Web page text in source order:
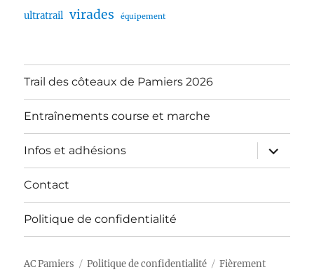
ultratrail virades équipement
Trail des côteaux de Pamiers 2026
Entraînements course et marche
Infos et adhésions
ouvrir
le
sous-
Contact
Politique de confidentialité
AC Pamiers Politique de confidentialité Fièrement